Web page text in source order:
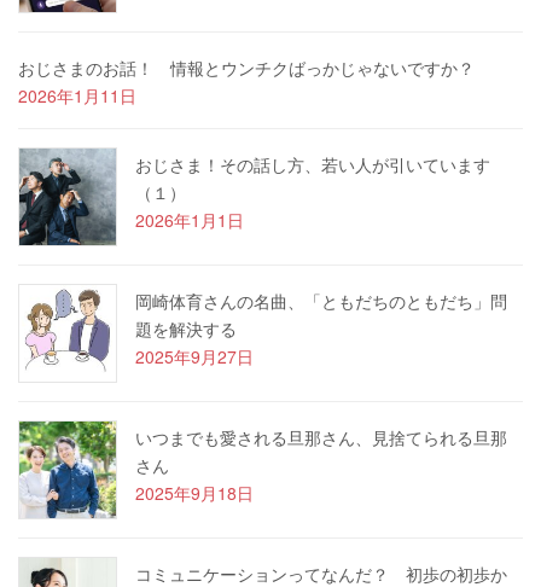
おじさまのお話！ 情報とウンチクばっかじゃないですか？
2026年1月11日
おじさま！その話し方、若い人が引いています
（１）
2026年1月1日
岡崎体育さんの名曲、「ともだちのともだち」問
題を解決する
2025年9月27日
いつまでも愛される旦那さん、見捨てられる旦那
さん
2025年9月18日
コミュニケーションってなんだ？ 初歩の初歩か